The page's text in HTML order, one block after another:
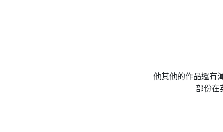
他其他的作品還有
部份在